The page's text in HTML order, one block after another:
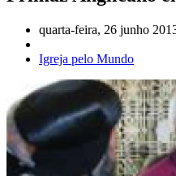
quarta-feira, 26 junho
Igreja pelo Mundo